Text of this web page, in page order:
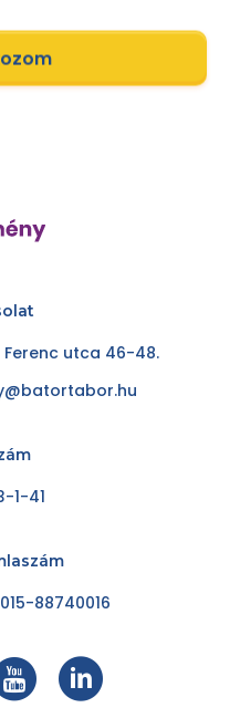
Ferenc utca 46-48.
1-41
88740016